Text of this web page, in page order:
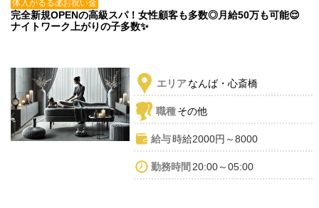
体入がるる💰お祝い金
完全新規OPENの高級スパ！女性顧客も多数◎月給50万も可能😌
ナイトワーク上がりの子多数✨
エリアなんば・心斎橋
職種その他
給与時給2000円～8000
勤務時間 20:00～05:00